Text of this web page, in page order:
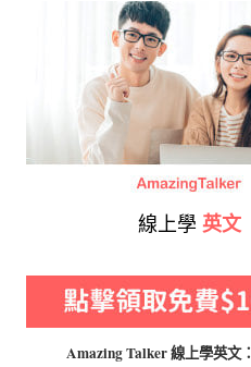
線上學 英文
Amazing Talker 線上學英文：